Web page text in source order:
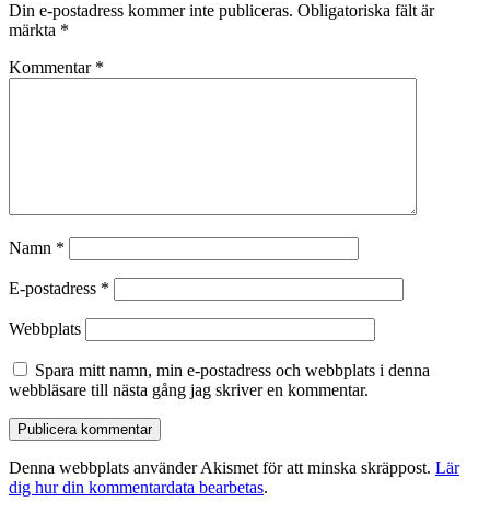
Din e-postadress kommer inte publiceras. Obligatoriska fält är
märkta *
Kommentar *
Namn *
E-postadress *
Webbplats
Spara mitt namn, min e-postadress och webbplats i denna
webbläsare till nästa gång jag skriver en kommentar.
Denna webbplats använder Akismet för att minska skräppost. Lär
dig hur din kommentardata bearbetas.